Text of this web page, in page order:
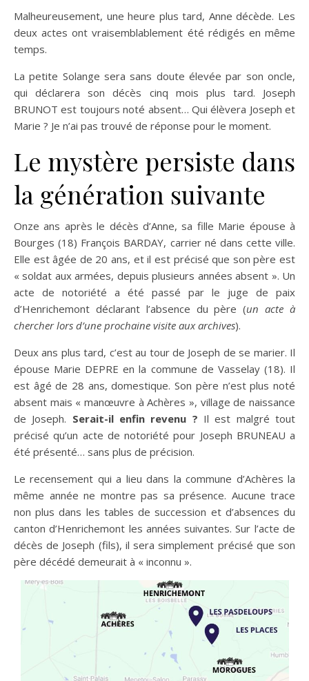
Malheureusement, une heure plus tard, Anne décède. Les
deux actes ont vraisemblablement été rédigés en même
temps.
La petite Solange sera sans doute élevée par son oncle,
qui déclarera son décès cinq mois plus tard. Joseph
BRUNOT est toujours noté absent… Qui élèvera Joseph et
Marie ? Je n’ai pas trouvé de réponse pour le moment.
Le mystère persiste dans
la génération suivante
Onze ans après le décès d’Anne, sa fille Marie épouse à
Bourges (18) François BARDAY, carrier né dans cette ville.
Elle est âgée de 20 ans, et il est précisé que son père est
« soldat aux armées, depuis plusieurs années absent ». Un
acte de notoriété a été passé par le juge de paix
d’Henrichemont déclarant l’absence du père (un acte à
chercher lors d’une prochaine visite aux archives).
Deux ans plus tard, c’est au tour de Joseph de se marier. Il
épouse Marie DEPRE en la commune de Vasselay (18). Il
est âgé de 28 ans, domestique. Son père n’est plus noté
absent mais « manœuvre à Achères », village de naissance
de Joseph. Serait-il enfin revenu ? Il est malgré tout
précisé qu’un acte de notoriété pour Joseph BRUNEAU a
été présenté… sans plus de précision.
Le recensement qui a lieu dans la commune d’Achères la
même année ne montre pas sa présence. Aucune trace
non plus dans les tables de succession et d’absences du
canton d’Henrichemont les années suivantes. Sur l’acte de
décès de Joseph (fils), il sera simplement précisé que son
père décédé demeurait à « inconnu ».